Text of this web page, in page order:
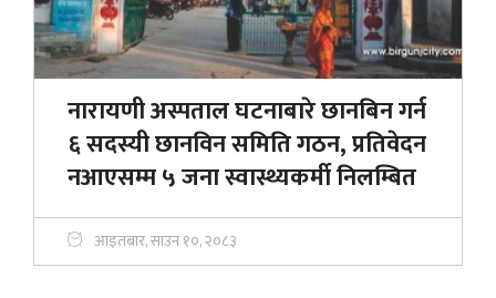
नारायणी अस्पताल घटनाबारे छानबिन गर्न
६ सदस्यी छानविन समिति गठन, प्रतिवेदन
नआएसम्म ५ जना स्वास्थ्यकर्मी निलम्बित
आइतबार, साउन १०, २०८३